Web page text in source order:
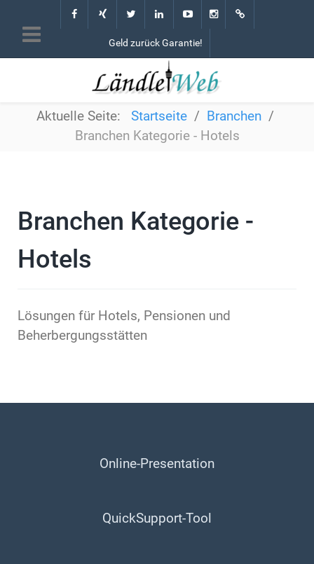
Geld zurück Garantie!
Aktuelle Seite: Startseite
Branchen
Branchen Kategorie - Hotels
Branchen Kategorie -
Hotels
Lösungen für Hotels, Pensionen und
Beherbergungsstätten
Online-Presentation
QuickSupport-Tool